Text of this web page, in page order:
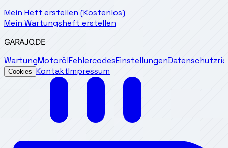
Mein Heft erstellen (Kostenlos)
Mein Wartungsheft erstellen
GARAJO.DE
WartungMotorölFehlercodesEinstellungen
Cookies KontaktImpressum